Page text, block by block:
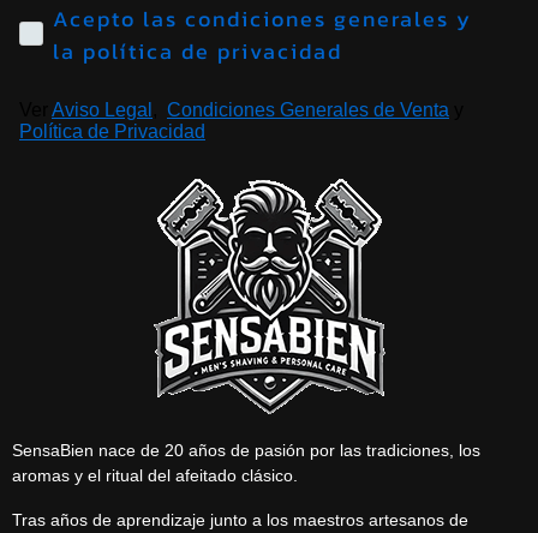
Acepto las condiciones generales y
la política de privacidad
Aviso Legal Condiciones Generales de Venta
Política de Privacidad
SensaBien nace de 20 años de pasión por las tradiciones, los
aromas y el ritual del afeitado clásico.
Tras años de aprendizaje junto a los maestros artesanos de